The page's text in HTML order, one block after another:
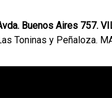
Buenos Aires 757.
Toninas y Peñaloza.